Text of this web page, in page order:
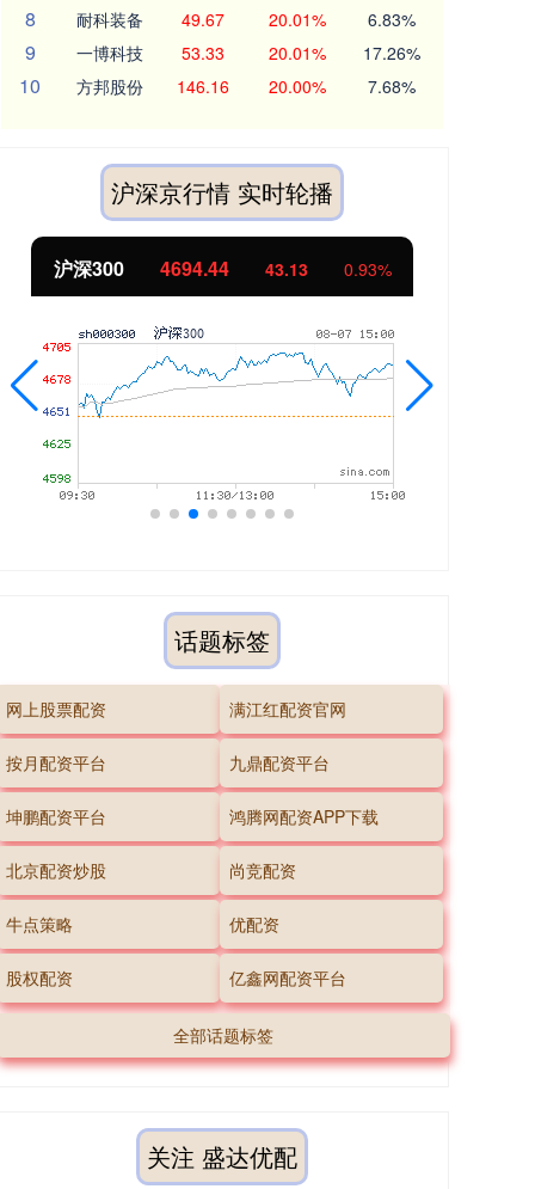
8 耐科装备 49.67 20.01% 6.83%
9 一博科技 53.33 20.01% 17.26%
10 方邦股份 146.16 20.00% 7.68%
沪深京行情 实时轮播
北证50 1134.24 11.37 1.01%
话题标签
网上股票配资 满江红配资官网
按月配资平台 九鼎配资平台
坤鹏配资平台 鸿腾网配资APP下载
北京配资炒股 尚竞配资
牛点策略 优配资
股权配资 亿鑫网配资平台
全部话题标签
关注 盛达优配